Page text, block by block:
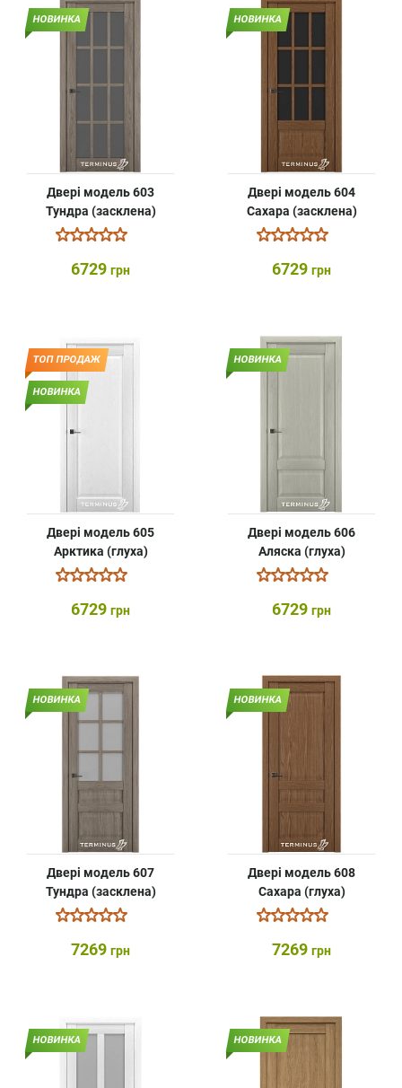
НОВИНКА
Двері модель 603
Тундра (засклена)
6729 грн
НОВИНКА
Двері модель 604
Сахара (засклена)
6729 грн
ТОП ПРОДАЖ
НОВИНКА
Двері модель 605
Арктика (глуха)
6729 грн
НОВИНКА
Двері модель 606
Аляска (глуха)
6729 грн
НОВИНКА
Двері модель 607
Тундра (засклена)
7269 грн
НОВИНКА
Двері модель 608
Сахара (глуха)
7269 грн
НОВИНКА НОВИНКА